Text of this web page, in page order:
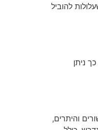
להוביל
ניתן
והיתרים,